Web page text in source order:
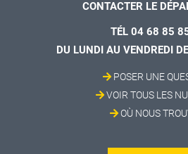
CONTACTER LE
TÉL 04 68 85
DU LUNDI AU VENDREDI
POSER UNE
VOIR TOUS LES
OÙ NOUS